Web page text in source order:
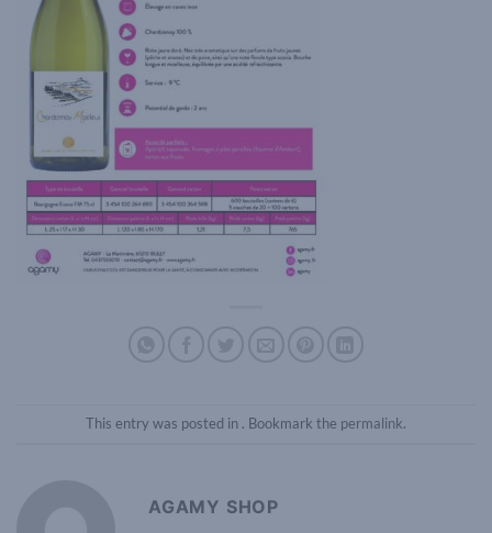
This entry was posted in . Bookmark the permalink.
AGAMY SHOP